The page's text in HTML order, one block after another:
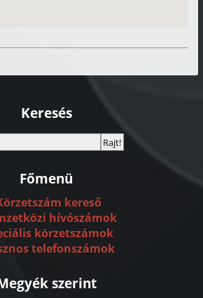
Keresés
Főmenü
kereső
hívószámok
körzetszámok
telefonszámok
szerint